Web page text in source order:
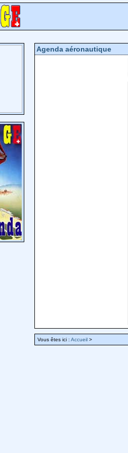
Agenda aéronautique
Vous êtes ici : Accueil >